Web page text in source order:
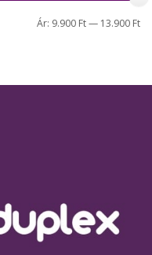
árár
Ár: 9.900 Ft— 13.900 Ft